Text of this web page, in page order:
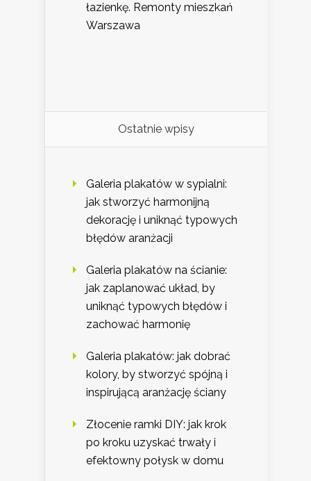
łazienkę. Remonty mieszkań
Warszawa
Ostatnie wpisy
Galeria plakatów w sypialni:
jak stworzyć harmonijną
dekorację i uniknąć typowych
błędów aranżacji
Galeria plakatów na ścianie:
jak zaplanować układ, by
uniknąć typowych błędów i
zachować harmonię
Galeria plakatów: jak dobrać
kolory, by stworzyć spójną i
inspirującą aranżację ściany
Złocenie ramki DIY: jak krok
po kroku uzyskać trwały i
efektowny połysk w domu